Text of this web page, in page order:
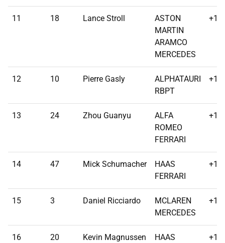
11 18 Lance Stroll
ASTON
MARTIN
ARAMCO
MERCEDES
+1
12 10 Pierre Gasly
ALPHATAURI
RBPT
+1
13 24 Zhou Guanyu
ALFA
ROMEO
FERRARI
+1
14 47 Mick Schumacher
HAAS
FERRARI
+1
15 3 Daniel Ricciardo
MCLAREN
MERCEDES
+1
16 20 Kevin Magnussen
HAAS
+1